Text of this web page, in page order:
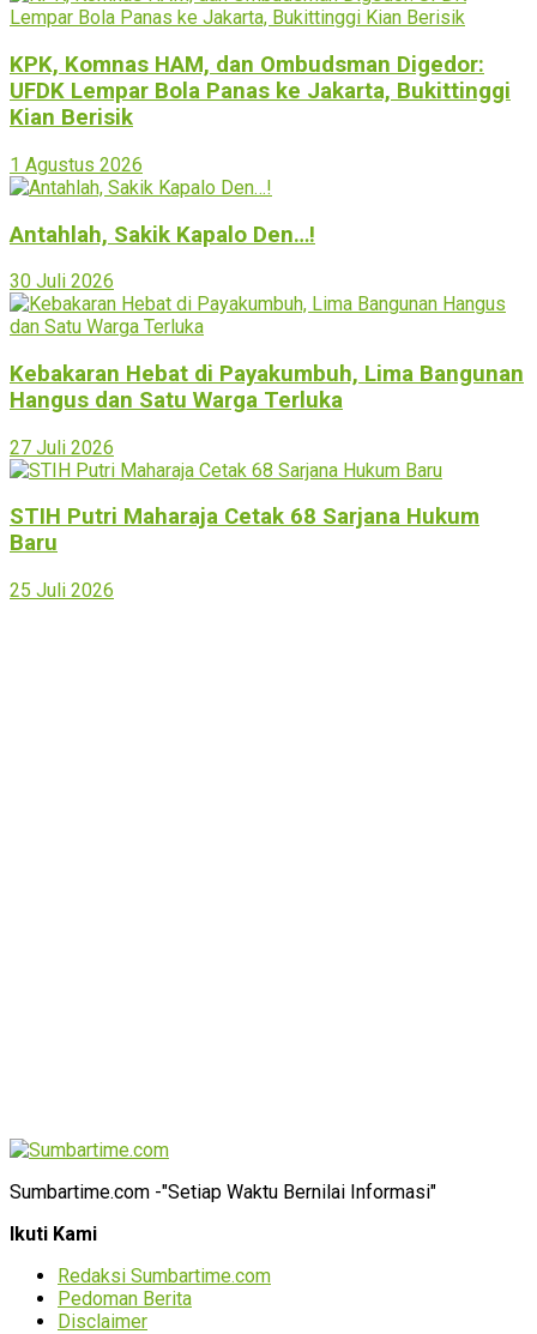
KPK, Komnas HAM, dan Ombudsman Digedor:
UFDK Lempar Bola Panas ke Jakarta, Bukittinggi
Kian Berisik
1 Agustus 2026
Antahlah, Sakik Kapalo Den…!
30 Juli 2026
Kebakaran Hebat di Payakumbuh, Lima Bangunan
Hangus dan Satu Warga Terluka
27 Juli 2026
STIH Putri Maharaja Cetak 68 Sarjana Hukum
Baru
25 Juli 2026
Sumbartime.com -"Setiap Waktu Bernilai Informasi"
Ikuti Kami
Redaksi Sumbartime.com
Pedoman Berita
Disclaimer